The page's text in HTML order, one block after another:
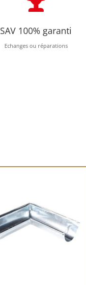
SAV 100% garanti
Echanges ou réparations